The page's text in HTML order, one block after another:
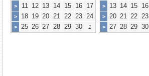
> 11 12 13 14 15 16 17
> 18 19 20 21 22 23 24
> 25 26 27 28 29 30 1
> 13 14 15 16
> 20 21 22 23
> 27 28 29 30